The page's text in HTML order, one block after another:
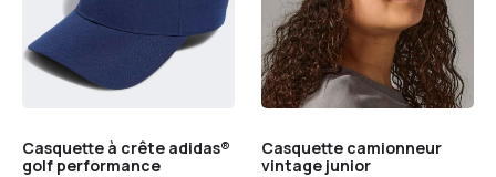
Casquette à crête adidas®
golf performance
Casquette camionneur
vintage junior